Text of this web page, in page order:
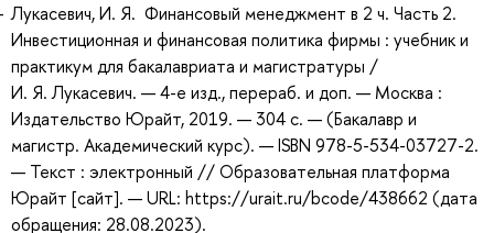
Лукасевич, И. Я. Финансовый менеджмент в 2 ч. Часть 2.
Инвестиционная и финансовая политика фирмы : учебник и
практикум для бакалавриата и магистратуры /
И. Я. Лукасевич. — 4-е изд., перераб. и доп. — Москва :
Издательство Юрайт, 2019. — 304 с. — (Бакалавр и
магистр. Академический курс). — ISBN 978-5-534-03727-2.
— Текст : электронный // Образовательная платформа
Юрайт [сайт]. — URL: https://urait.ru/bcode/438662 (дата
обращения: 28.08.2023).